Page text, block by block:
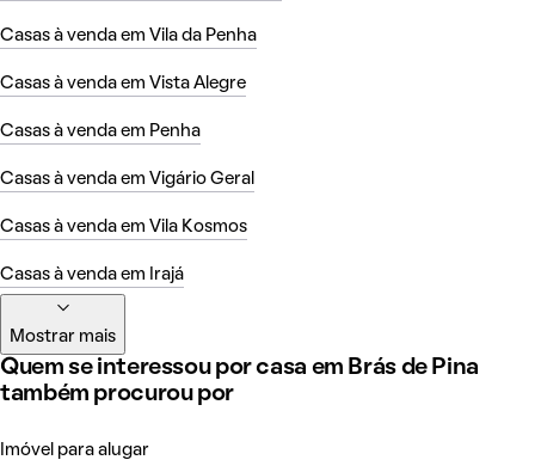
Casas à venda em Vila da Penha
Casas à venda em Vista Alegre
Casas à venda em Penha
Casas à venda em Vigário Geral
Casas à venda em Vila Kosmos
Casas à venda em Irajá
Mostrar mais
Quem se interessou por casa em Brás de Pina
também procurou por
Imóvel para alugar